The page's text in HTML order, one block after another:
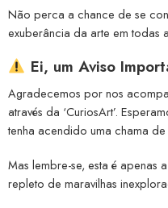
Não perca a chance de se
exuberância da arte em todas
Ei, um Aviso
Agradecemos por nos
através da ‘CuriosArt’.
tenha acendido uma chama
Mas lembre-se, esta é apenas
repleto de maravilhas